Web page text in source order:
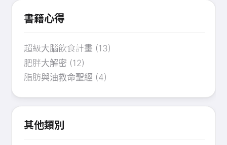
書籍心得
超級大腦飲食計畫 (13)
肥胖大解密 (12)
脂肪與油救命聖經 (4)
其他類別